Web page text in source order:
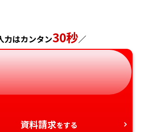
静岡県
奈良県
和歌山県
山口県
徳島県
熊本県
大分県
力はカンタン30秒／
資料請求をする